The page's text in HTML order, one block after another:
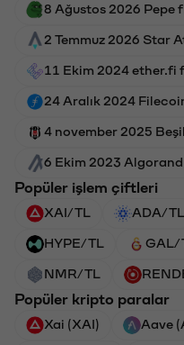
8 Ağustos 2026 Pepe
2 Temmuz 2026 Star
11 Ekim 2024 ether.fi
24 Aralık 2024
4 november 2025
6 Ekim 2023 Algorand
Popüler işlem çiftleri
XAI/TL ADA/TL
HYPE/TL GAL/
NMR/TL
Popüler kripto paralar
Xai (XAI) Aave